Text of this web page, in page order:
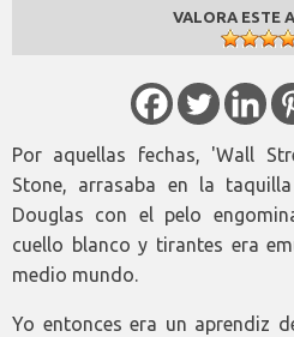
VALORA ESTE
Por aquellas fechas, 'Wall
Stone, arrasaba en la
Douglas con el pelo
cuello blanco y tirantes era
medio mundo.
Yo entonces era un aprendiz